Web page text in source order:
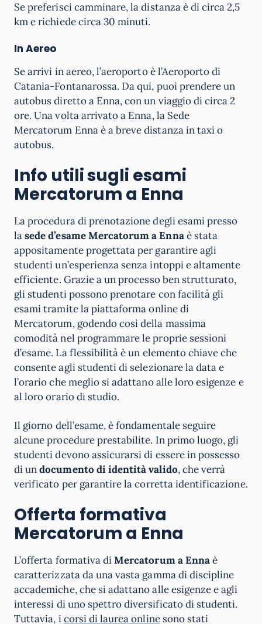
Se preferisci camminare, la distanza è di circa 2,5
km e richiede circa 30 minuti.
In Aereo
Se arrivi in aereo, l’aeroporto è l’Aeroporto di
Catania-Fontanarossa. Da qui, puoi prendere un
autobus diretto a Enna, con un viaggio di circa 2
ore. Una volta arrivato a Enna, la Sede
Mercatorum Enna è a breve distanza in taxi o
autobus.
Info utili sugli esami
Mercatorum a Enna
La procedura di prenotazione degli esami presso
lasede d’esame Mercatorum a Ennaè stata
appositamente progettata per garantire agli
studenti un’esperienza senza intoppi e altamente
efficiente. Grazie a un processo ben strutturato,
gli studenti possono prenotare con facilità gli
esami tramite la piattaforma online di
Mercatorum, godendo così della massima
comodità nel programmare le proprie sessioni
d’esame. La flessibilità è un elemento chiave che
consente agli studenti di selezionare la data e
l’orario che meglio si adattano alle loro esigenze e
al loro orario di studio.
Il giorno dell’esame, è fondamentale seguire
alcune procedure prestabilite. In primo luogo, gli
studenti devono assicurarsi di essere in possesso
di undocumento di identità valido, che verrà
verificato per garantire la corretta identificazione.
Offerta formativa
Mercatorum a Enna
L’offerta formativa diMercatorum a Ennaè
caratterizzata da una vasta gamma di discipline
accademiche, che si adattano alle esigenze e agli
interessi di uno spettro diversificato di studenti.
Tuttavia, icorsi di laurea onlinesono stati